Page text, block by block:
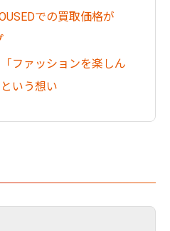
での買取価格が
ファッションを楽しん
いう想い